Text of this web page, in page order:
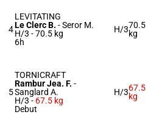
4
LEVITATING
Le Clerc B. -Seror M.
H/3 -70.5 kg
6h
H/370.5
kg
5
TORNICRAFT
Rambur Jea. F. -
Sanglard A.
H/3 - 67.5 kg
Debut
H/367.5
kg